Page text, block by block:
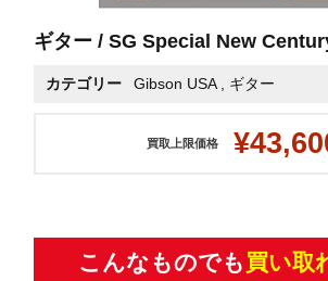
ギター / SG Special New
カテゴリー Gibson USA , ギター
買取上限価格
こんなものでも 買い取